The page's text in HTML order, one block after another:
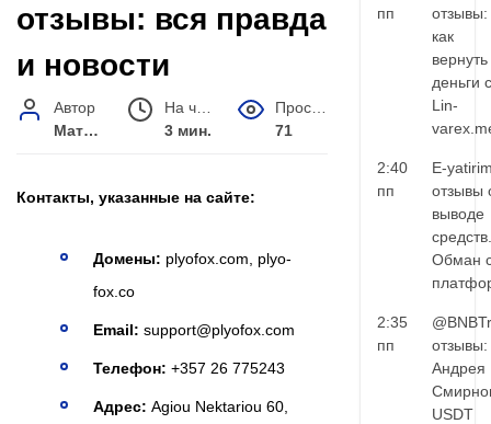
отзывы: вся правда
и новости
Автор
Матвей Иванов
3 мин.
71
Контакты, указанные на сайте:
Домены: plyofox.com, plyo-
fox.co
Email: support@plyofox.com
Телефон: +357 26 775243
Адрес: Agiou Nektariou 60,
пп
отзывы:
как
вернуть
деньги с
Lin-
2:40
пп
E-
отзывы
выводе
средств.
Обман
2:35
пп
Андрея
USDT